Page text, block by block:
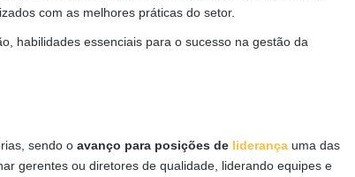
com as melhores práticas do setor.
habilidades essenciais para o sucesso na gestão da
sendo o avanço para posições de liderança uma das
gerentes ou diretores de qualidade, liderando equipes e